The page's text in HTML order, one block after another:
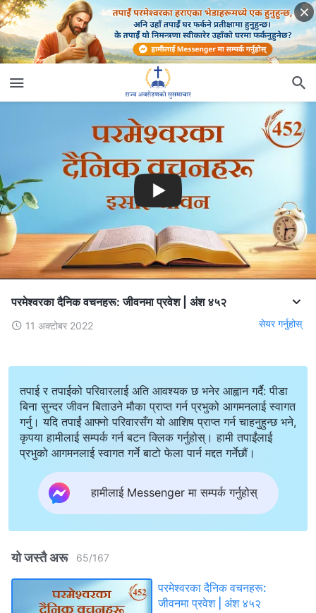
परमेश्‍वरका दैनिक वचनहरू: जीवनमा प्रवेश | अंश ४५२
11 अक्टोबर 2022 सेयर गर्नुहोस्
तपाई र तपाईको परिवारलाई अति आवश्यक छ भनेर आह्वान गर्दै: पीडा
बिना सुन्दर जीवन बिताउने मौका प्राप्त गर्न प्रभुको आगमनलाई स्वागत
गर्नु। यदि तपाईं आफ्नो परिवारसँग यो आशिष प्राप्त गर्न चाहनुहुन्छ भने,
कृपया हामीलाई सम्पर्क गर्न बटन क्लिक गर्नुहोस्। हामी तपाईंलाई
प्रभुको आगमनलाई स्वागत गर्ने बाटो फेला पार्न मद्दत गर्नेछौं।
हामीलाई Messenger मा सम्पर्क गर्नुहोस्
यो जस्तै अरू 65/167
परमेश्‍वरका दैनिक वचनहरू:
जीवनमा प्रवेश | अंश ४५२